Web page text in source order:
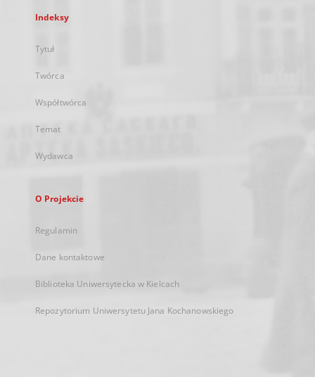
Indeksy
Tytuł
Twórca
Współtwórca
Temat
Wydawca
O Projekcie
Regulamin
Dane kontaktowe
Biblioteka Uniwersytecka w Kielcach
Repozytorium Uniwersytetu Jana Kochanowskiego